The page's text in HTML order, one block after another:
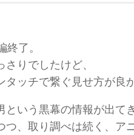
了。
りでしたけど、
ッチで繋ぐ見せ方が良
という黒幕の情報が出て
つ、取り調べは続く、ア